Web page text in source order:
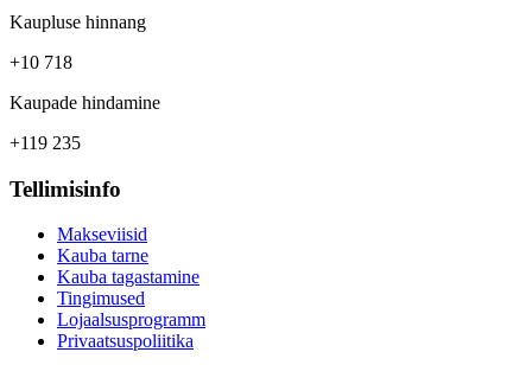
Kaupluse hinnang
+10 718
Kaupade hindamine
+119 235
Tellimisinfo
Makseviisid
Kauba tarne
Kauba tagastamine
Tingimused
Lojaalsusprogramm
Privaatsuspoliitika